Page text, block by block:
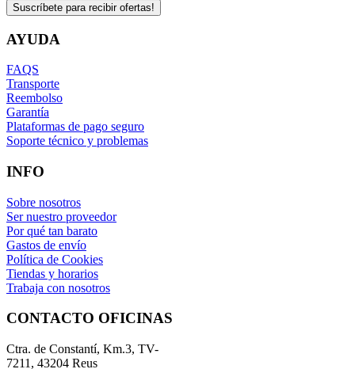
Suscríbete para recibir ofertas!
AYUDA
FAQS
Transporte
Reembolso
Garantía
Plataformas de pago seguro
Soporte técnico y problemas
INFO
Sobre nosotros
Ser nuestro proveedor
Por qué tan barato
Gastos de envío
Política de Cookies
Tiendas y horarios
Trabaja con nosotros
CONTACTO OFICINAS
Ctra. de Constantí, Km.3, TV-
7211, 43204 Reus